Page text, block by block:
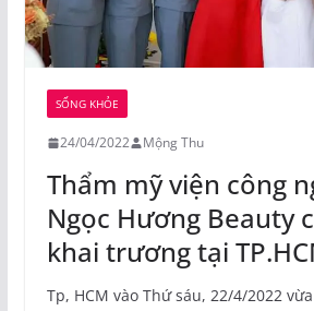
SỐNG KHỎE
24/04/2022 Mộng Thu
Thẩm mỹ viện công
Ngọc Hương Beauty
khai trương tại
Tp, HCM vào Thứ sáu, 22/4/2022